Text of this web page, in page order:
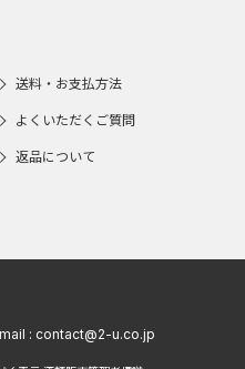
送料・お支払方法
よくいただくご質問
返品について
: contact@2-u.co.jp